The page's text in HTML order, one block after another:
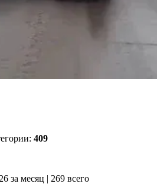
409
за месяц | 269 всего